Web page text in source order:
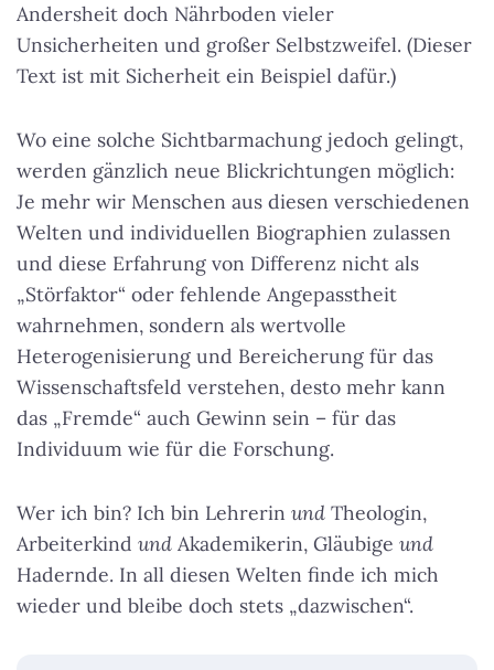
Andersheit doch Nährboden vieler
Unsicherheiten und großer Selbstzweifel. (Dieser
Text ist mit Sicherheit ein Beispiel dafür.)
Wo eine solche Sichtbarmachung jedoch gelingt,
werden gänzlich neue Blickrichtungen möglich:
Je mehr wir Menschen aus diesen verschiedenen
Welten und individuellen Biographien zulassen
und diese Erfahrung von Differenz nicht als
„Störfaktor“ oder fehlende Angepasstheit
wahrnehmen, sondern als wertvolle
Heterogenisierung und Bereicherung für das
Wissenschaftsfeld verstehen, desto mehr kann
das „Fremde“ auch Gewinn sein – für das
Individuum wie für die Forschung.
Wer ich bin? Ich bin Lehrerin und Theologin,
Arbeiterkind und Akademikerin, Gläubige und
Hadernde. In all diesen Welten finde ich mich
wieder und bleibe doch stets „dazwischen“.